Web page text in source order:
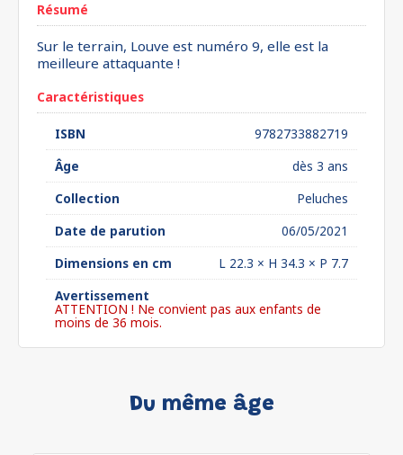
Résumé
Sur le terrain, Louve est numéro 9, elle est la
meilleure attaquante !
Caractéristiques
ISBN
9782733882719
Âge
dès 3 ans
Collection
Peluches
Date de parution
06/05/2021
Dimensions en cm
L 22.3 × H 34.3 × P 7.7
Avertissement
ATTENTION ! Ne convient pas aux enfants de
moins de 36 mois.
Du même âge